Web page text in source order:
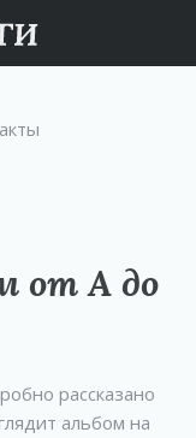
от А до
рассказано
альбом на